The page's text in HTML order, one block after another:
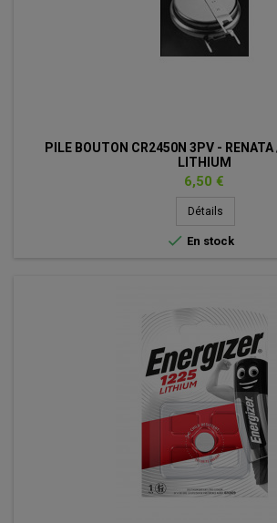
PILE BOUTON CR2450N 3PV -
LITHIUM
Prix
6,50 €
Détails
 En stock